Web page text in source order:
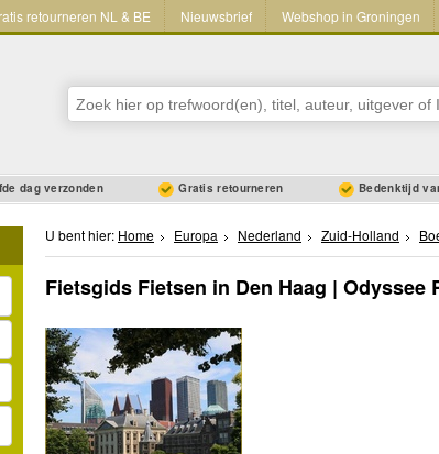
retourneren NL & BE Nieuwsbrief Webshop in Groningen
dag verzonden Gratis retourneren Bedenktijd
U bent hier: Home Europa Nederland Zuid-Holland
Fietsgids Fietsen in Den Haag | Odyssee